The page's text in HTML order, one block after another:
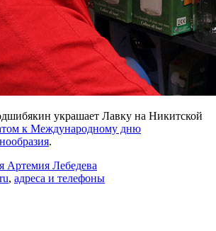
украшает Лавку на Никитской
к Международному дню
.
Артемия Лебедева
, адреса и телефоны